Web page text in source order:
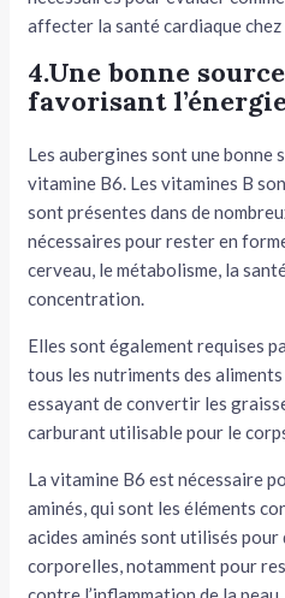
affecter la santé cardiaque chez
4.Une bonne
favorisant
Les aubergines sont une bonne
vitamine B6. Les vitamines B
sont présentes dans de
nécessaires pour rester en
cerveau, le métabolisme, la
concentration.
Elles sont également requises
tous les nutriments des aliments
essayant de convertir les
carburant utilisable pour le
La vitamine B6 est nécessaire
aminés, qui sont les éléments
acides aminés sont utilisés
corporelles, notamment pour